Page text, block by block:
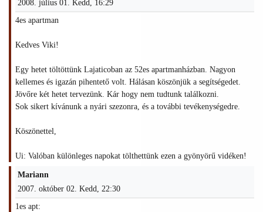
2008. július 01. Kedd, 16:29
4es apartman
Kedves Viki!
Egy hetet töltöttünk Lajaticoban az 52es apartmanházban. Nagyon
kellemes és igazán pihentető volt. Hálásan köszönjük a segítségedet.
Jövőre két hetet tervezünk. Kár hogy nem tudtunk találkozni.
Sok sikert kívánunk a nyári szezonra, és a további tevékenységedre.
Köszönettel,
Ui: Valóban különleges napokat tölthettünk ezen a gyönyörű vidéken!
Mariann
2007. október 02. Kedd, 22:30
1es apt: